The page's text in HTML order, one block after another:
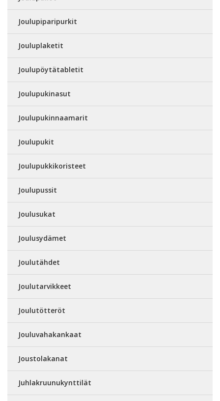
Joulupiparipurkit
Jouluplaketit
Joulupöytätabletit
Joulupukinasut
Joulupukinnaamarit
Joulupukit
Joulupukkikoristeet
Joulupussit
Joulusukat
Joulusydämet
Joulutähdet
Joulutarvikkeet
Joulutötteröt
Jouluvahakankaat
Joustolakanat
Juhlakruunukynttilät